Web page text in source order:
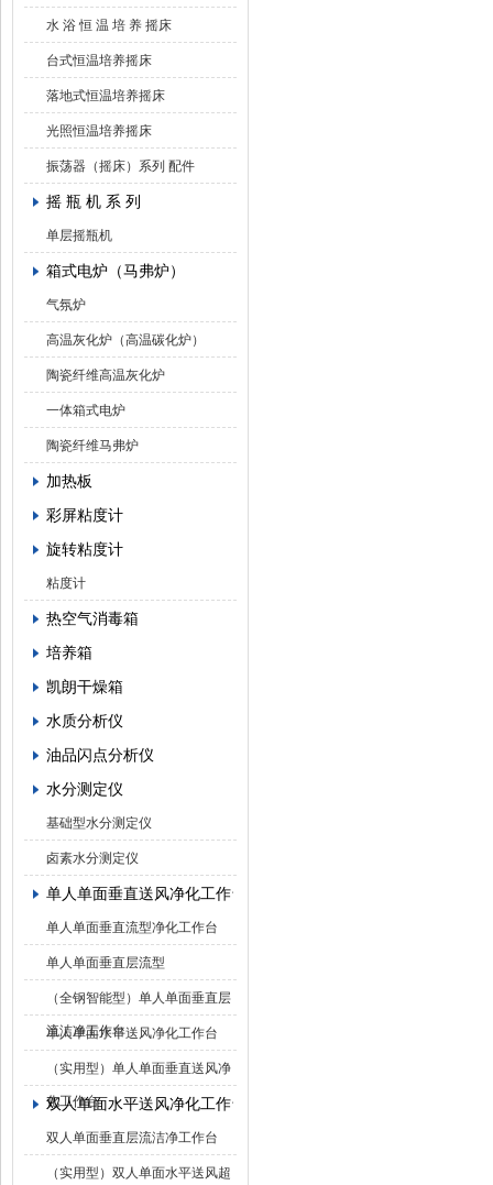
水 浴 恒 温 培 养 摇床
台式恒温培养摇床
落地式恒温培养摇床
光照恒温培养摇床
振荡器（摇床）系列 配件
摇 瓶 机 系 列
单层摇瓶机
箱式电炉（马弗炉）
气氛炉
高温灰化炉（高温碳化炉）
陶瓷纤维高温灰化炉
一体箱式电炉
陶瓷纤维马弗炉
加热板
彩屏粘度计
旋转粘度计
粘度计
热空气消毒箱
培养箱
凯朗干燥箱
水质分析仪
油品闪点分析仪
水分测定仪
基础型水分测定仪
卤素水分测定仪
单人单面垂直送风净化工作台
单人单面垂直流型净化工作台
单人单面垂直层流型
（全钢智能型）单人单面垂直层
流洁净工作台
单人单面水平送风净化工作台
（实用型）单人单面垂直送风净
化工作台
双人单面水平送风净化工作台
双人单面垂直层流洁净工作台
（实用型）双人单面水平送风超